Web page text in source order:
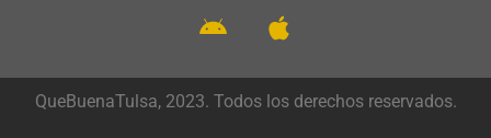
QueBuenaTulsa, 2023. Todos los derechos reservados.